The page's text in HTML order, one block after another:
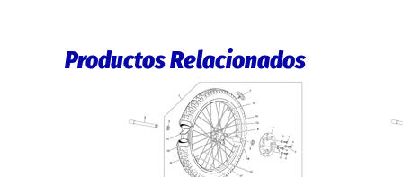
Productos Relacionados